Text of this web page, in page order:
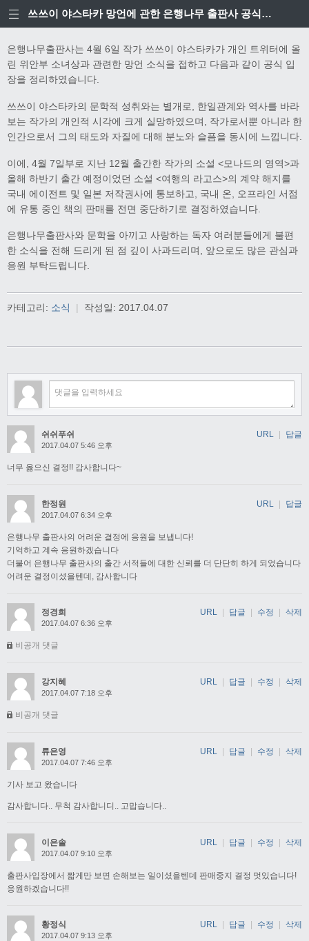
쓰쓰이 야스타카 망언에 관한 은행나무 출판사 공식입장
은행나무출판사는 4월 6일 작가 쓰쓰이 야스타카가 개인 트위터에 올
린 위안부 소녀상과 관련한 망언 소식을 접하고 다음과 같이 공식 입
장을 정리하였습니다.
쓰쓰이 야스타카의 문학적 성취와는 별개로, 한일관계와 역사를 바라
보는 작가의 개인적 시각에 크게 실망하였으며, 작가로서뿐 아니라 한
인간으로서 그의 태도와 자질에 대해 분노와 슬픔을 동시에 느낍니다.
이에, 4월 7일부로 지난 12월 출간한 작가의 소설 <모나드의 영역>과
올해 하반기 출간 예정이었던 소설 <여행의 라고스>의 계약 해지를
국내 에이전트 및 일본 저작권사에 통보하고, 국내 온, 오프라인 서점
에 유통 중인 책의 판매를 전면 중단하기로 결정하였습니다.
은행나무출판사와 문학을 아끼고 사랑하는 독자 여러분들에게 불편
한 소식을 전해 드리게 된 점 깊이 사과드리며, 앞으로도 많은 관심과
응원 부탁드립니다.
카테고리: 소식 | 작성일: 2017.04.07
쉬쉬푸쉬
2017.04.07 5:46 오후
너무 옳으신 결정!! 감사합니다~
URL | 답글
한정원
2017.04.07 6:34 오후
은행나무 출판사의 어려운 결정에 응원을 보냅니다!
기억하고 계속 응원하겠습니다
더불어 은행나무 출판사의 출간 서적들에 대한 신뢰를 더 단단히 하게 되었습니다
어려운 결정이셨을텐데, 감사합니다
URL | 답글
정경희
2017.04.07 6:36 오후
비공개 댓글
URL 답글 수정 삭제
강지혜
2017.04.07 7:18 오후
비공개 댓글
URL 답글 수정 삭제
류은영
2017.04.07 7:46 오후
기사 보고 왔습니다
감사합니다.. 무척 감사합니디.. 고맙습니다..
URL 답글 수정 삭제
이은솔
2017.04.07 9:10 오후
출판사입장에서 짧게만 보면 손해보는 일이셨을텐데 판매중지 결정 멋있습니다!
응원하겠습니다!!
URL | 답글 | 수정 | 삭제
황정식
2017.04.07 9:13 오후
URL 답글 수정 삭제